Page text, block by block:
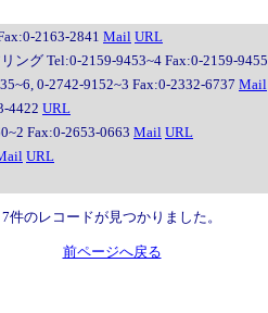
2163-2841 Mail URL
ング Tel:0-2159-9453~4 Fax:0-2159-9455
0-2742-9152~3 Fax:0-2332-6737 Mail
4422 URL
Fax:0-2653-0663 Mail URL
URL
7件のレコードが見つかりました。
前ページへ戻る